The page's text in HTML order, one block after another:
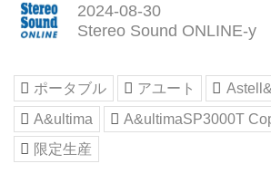
格は￥19,800）
のＴが現す通り
た製品。「
デザインとサウ
2024-08-30
Stereo Sound ONLINE-y
ポータブル アユート
A&ultima
A&ultimaSP3000T
限定生産